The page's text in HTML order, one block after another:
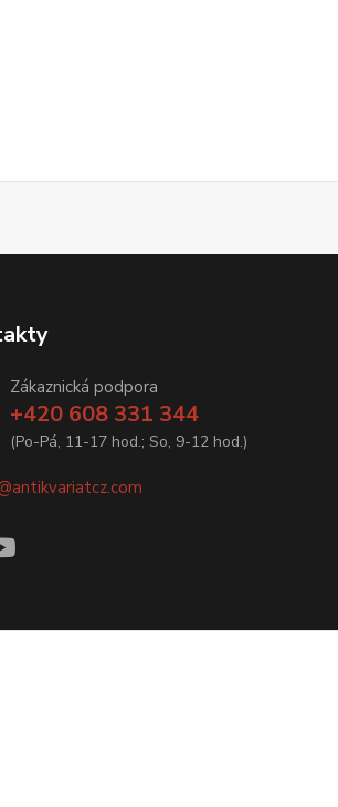
Zákaznická podpora
+420 608 331 344
(Po-Pá, 11-17 hod.; So, 9-12 hod.)